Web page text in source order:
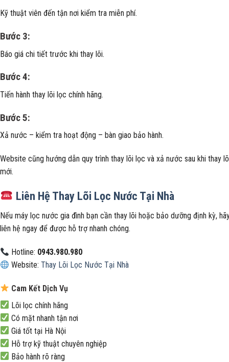
Kỹ thuật viên đến tận nơi kiểm tra miễn phí.
Bước 3:
Báo giá chi tiết trước khi thay lõi.
Bước 4:
Tiến hành thay lõi lọc chính hãng.
Bước 5:
Xả nước – kiểm tra hoạt động – bàn giao bảo hành.
Website cũng hướng dẫn quy trình thay lõi lọc và xả nước sau khi thay
mới.
Liên Hệ Thay Lõi Lọc Nước Tại Nhà
Nếu máy lọc nước gia đình bạn cần thay lõi hoặc bảo dưỡng định kỳ,
liên hệ ngay để được hỗ trợ nhanh chóng.
Hotline: 0943.980.980
Website:Thay Lõi Lọc Nước Tại Nhà
Cam Kết Dịch Vụ
Lõi lọc chính hãng
Có mặt nhanh tận nơi
Giá tốt tại Hà Nội
Hỗ trợ kỹ thuật chuyên nghiệp
Bảo hành rõ ràng